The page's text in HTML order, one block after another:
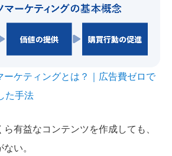
ーケティングとは？｜広告費ゼロで
た手法
有益なコンテンツを作成しても、
い。